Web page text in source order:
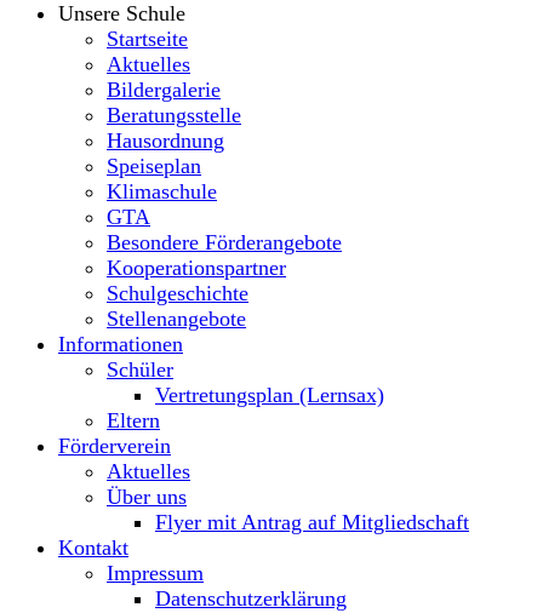
Unsere Schule
Startseite
Aktuelles
Bildergalerie
Beratungsstelle
Hausordnung
Speiseplan
Klimaschule
GTA
Besondere Förderangebote
Kooperationspartner
Schulgeschichte
Stellenangebote
Informationen
Schüler
Vertretungsplan (Lernsax)
Eltern
Förderverein
Aktuelles
Über uns
Flyer mit Antrag auf Mitgliedschaft
Kontakt
Impressum
Datenschutzerklärung